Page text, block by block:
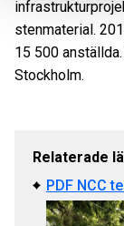
stenmaterial.
15 500
Stockholm.
Relaterade
PDF NCC